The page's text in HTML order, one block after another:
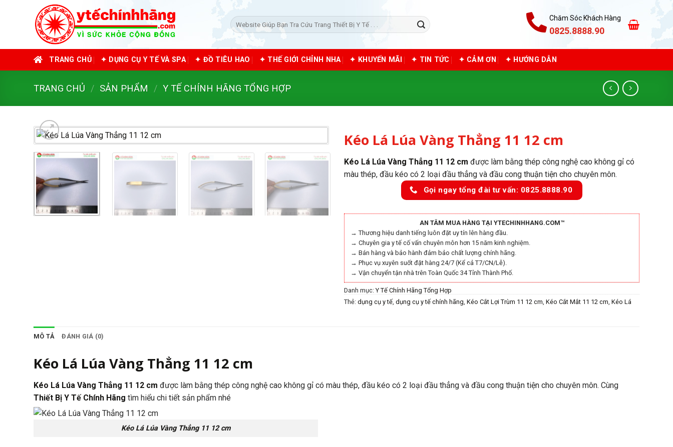
Tìm
kiếm:
Chăm Sóc Khách Hàng
0825.8888.90
TRANG CHỦ ✦ DỤNG CỤ Y TẾ VÀ SPA ✦ ĐỒ TIÊU HAO ✦ THẾ GIỚI CHỈNH NHA ✦ KHUYẾN MÃI ✦ TIN TỨC ✦ CẢM ƠN ✦ HƯỚNG DẪN
TRANG CHỦ / SẢN PHẨM / Y TẾ CHÍNH HÃNG TỔNG HỢP
Kéo Lá Lúa Vàng Thẳng 11 12 cm
Kéo Lá Lúa Vàng Thẳng 11 12 cm được làm bằng thép công nghệ cao không gỉ có
màu thép, đầu kéo có 2 loại đầu thẳng và đầu cong thuận tiện cho chuyên môn.
Gọi ngay tổng đài tư vấn: 0825.8888.90
AN TÂM MUA HÀNG TẠI YTECHINHHANG.COM™
→ Thương hiệu danh tiếng luôn đặt uy tín lên hàng đầu.
→ Chuyên gia y tế cố vấn chuyên môn hơn 15 năm kinh nghiệm.
→ Bán hàng và bảo hành đảm bảo chất lượng chính hãng.
→ Phục vụ xuyên suốt đặt hàng 24/7 (Kể cả T7/CN/Lễ).
→ Vận chuyển tận nhà trên Toàn Quốc 34 Tỉnh Thành Phố.
Danh mục: Y Tế Chính Hãng Tổng Hợp
Thẻ: dụng cụ y tế, dụng cụ y tế chính hãng Kéo Cắt Lợi Trùm 11 12 cm Kéo Cắt Mắt 11 12 cm Kéo Lá
MÔ TẢ ĐÁNH GIÁ (0)
Kéo Lá Lúa Vàng Thẳng 11 12 cm
Kéo Lá Lúa Vàng Thẳng 11 12 cm được làm bằng thép công nghệ cao không gỉ có màu thép, đầu kéo có 2 loại đầu thẳng và đầu cong thuận tiện cho chuyên môn. Cùng
Thiết Bị Y Tế Chính Hãng tìm hiểu chi tiết sản phẩm nhé
Kéo Lá Lúa Vàng Thẳng 11 12 cm